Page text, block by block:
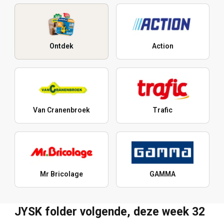
Ontdek Action
Van Cranenbroek Trafic
Mr Bricolage GAMMA
JYSK folder volgende, deze week 32